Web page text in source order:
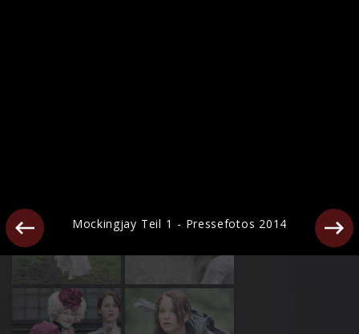
Mockingjay Teil 1 - Pressefotos 2014